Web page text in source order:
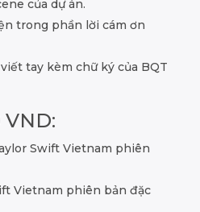
của dự án.
trong phần lời cám ơn
tay kèm chữ ký của BQT
Swift Vietnam phiên
Vietnam phiên bản đặc